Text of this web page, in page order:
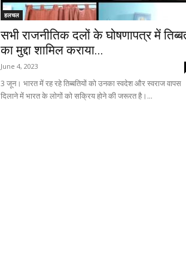
हलचल
सभी राजनीतिक दलों के घोषणापत्र में
का मुद्दा शामिल कराया...
June 4, 2023
3 जून। भारत में रह रहे तिब्बतियों को उनका स्वदेश और स्वराज वापस
दिलाने में भारत के लोगों को सक्रिय होने की जरूरत है।...